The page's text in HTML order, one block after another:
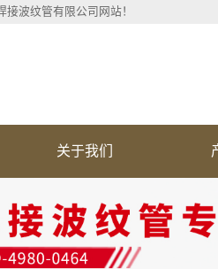
接波纹管有限公司网站！
关于我们